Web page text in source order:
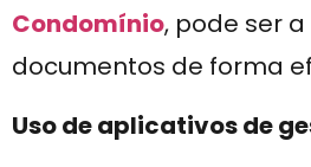
Condomínio, pode ser
documentos de forma
Uso de aplicativos de